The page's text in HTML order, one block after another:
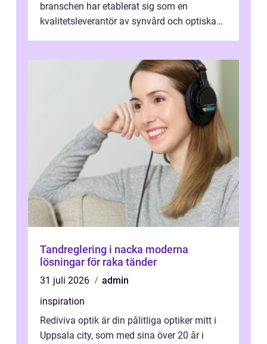
branschen har etablerat sig som en
kvalitetsleverantör av synvård och optiska
Tandreglering i nacka moderna
lösningar för raka tänder
31 juli 2026
admin
inspiration
Rediviva optik är din pålitliga optiker mitt i
Uppsala city, som med sina över 20 år i